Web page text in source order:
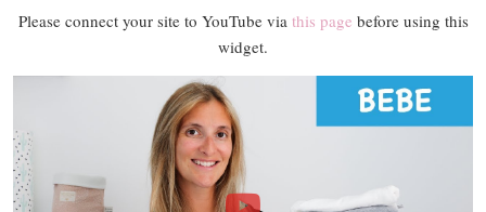
Please connect your site to YouTube via this page before using this
widget.